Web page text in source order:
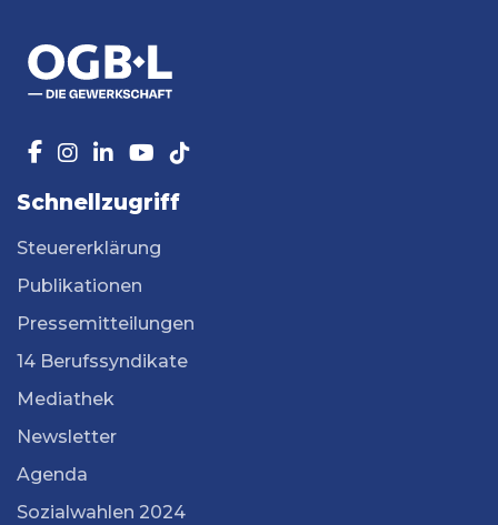
Schnellzugriff
Steuererklärung
Publikationen
Pressemitteilungen
14 Berufssyndikate
Mediathek
Newsletter
Agenda
Sozialwahlen 2024